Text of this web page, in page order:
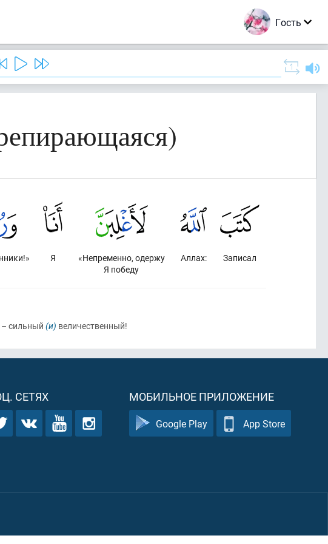
Гость
Записал
Аллах:
«Непременно, одержу
Я победу
Я
– сильный (и) величественный!
СЕТЯХ МОБИЛЬНОЕ ПРИЛОЖЕНИЕ
Google Play App Store